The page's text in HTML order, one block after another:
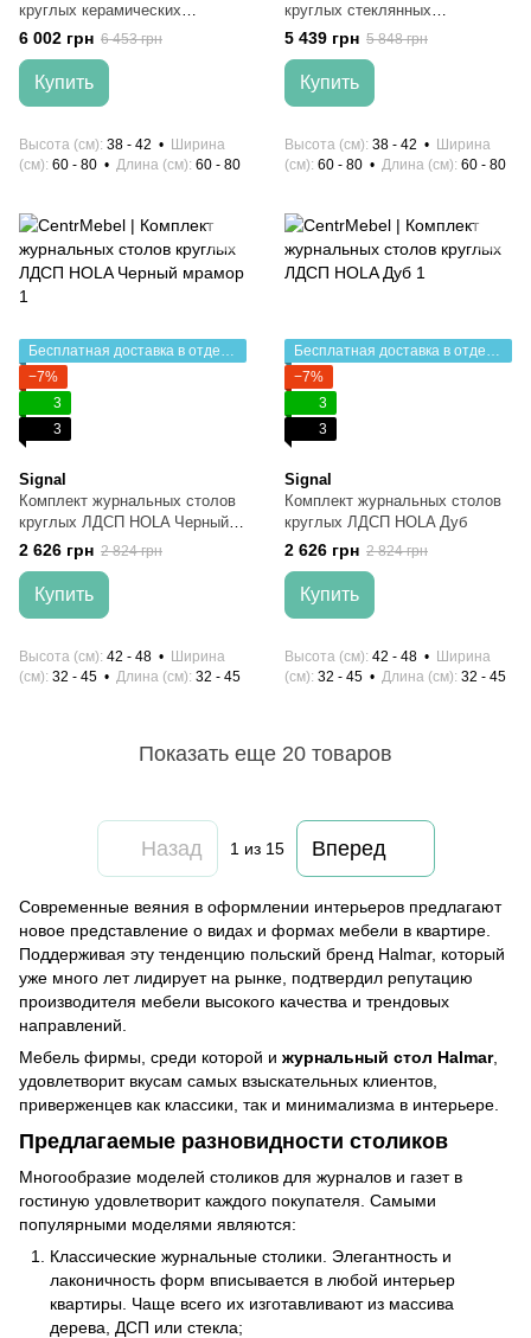
круглых керамических
FERRANTE B Черный мрамор
+ белый ярмур
6 002 грн 6 453 грн
Купить
Высота (см) 38 - 42
Ширина
(см) 60 - 80 Длина (см) 60 - 80
круглых стеклянных
FERRANTE E Дымчатый
5 439 грн 5 848 грн
Купить
Высота (см) 38 - 42
Ширина
(см) 60 - 80 Длина (см) 60 - 80
Бесплатная доставка в отделение НП
−7%
3
3
Signal
Комплект журнальных столов
круглых ЛДСП HOLA Черный
мрамор
2 626 грн 2 824 грн
Купить
Высота (см) 42 - 48
Ширина
(см) 32 - 45 Длина (см) 32 - 45
Бесплатная доставка в отделение НП
−7%
3
3
Signal
Комплект журнальных столов
круглых ЛДСП HOLA Дуб
2 626 грн 2 824 грн
Купить
Высота (см) 42 - 48
Ширина
(см) 32 - 45 Длина (см) 32 - 45
Показать еще 20 товаров
Назад 1 из 15 Вперед
Современные веяния в оформлении интерьеров предлагают
новое представление о видах и формах мебели в квартире.
Поддерживая эту тенденцию польский бренд Halmar, который
уже много лет лидирует на рынке, подтвердил репутацию
производителя мебели высокого качества и трендовых
направлений.
Мебель фирмы, среди которой и журнальный стол Halmar,
удовлетворит вкусам самых взыскательных клиентов,
приверженцев как классики, так и минимализма в интерьере.
Предлагаемые разновидности столиков
Многообразие моделей столиков для журналов и газет в
гостиную удовлетворит каждого покупателя. Самыми
популярными моделями являются:
Классические журнальные столики. Элегантность и
лаконичность форм вписывается в любой интерьер
квартиры. Чаще всего их изготавливают из массива
дерева, ДСП или стекла;